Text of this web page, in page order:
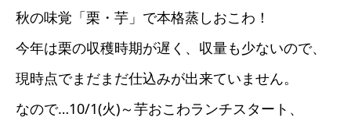
秋の味覚「栗・芋」で本格蒸しおこわ！
今年は栗の収穫時期が遅く、収量も少ないので、
現時点でまだまだ仕込みが出来ていません。
なので…10/1(火)～芋おこわランチスタート、